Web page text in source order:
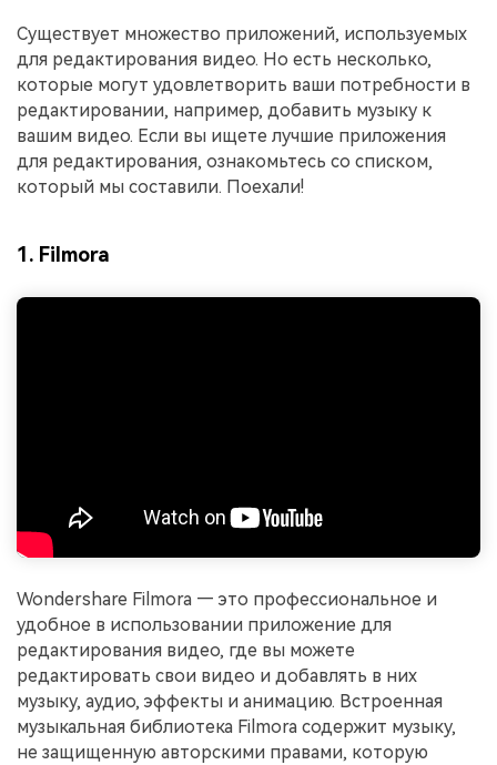
Существует множество приложений, используемых
для редактирования видео. Но есть несколько,
которые могут удовлетворить ваши потребности в
редактировании, например, добавить музыку к
вашим видео. Если вы ищете лучшие приложения
для редактирования, ознакомьтесь со списком,
который мы составили. Поехали!
1. Filmora
Wondershare Filmora — это профессиональное и
удобное в использовании приложение для
редактирования видео, где вы можете
редактировать свои видео и добавлять в них
музыку, аудио, эффекты и анимацию. Встроенная
музыкальная библиотека Filmora содержит музыку,
не защищенную авторскими правами, которую